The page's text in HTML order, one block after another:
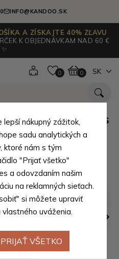
INFO@KANDOO.SK
A ZÍSKAJTE 40% ZĽAVU
K OBJEDNÁVKAM NAD 60 €
✨
0 0 SK
peňaženka s
Chasen
nákupný zážitok,
sadu analytických a
ktoré nám s tým
"Prijať všetko"
a odovzdaním našim
na reklamných sieťach.
si môžete upraviť
uváženia.
PRIJAŤ VŠETKO